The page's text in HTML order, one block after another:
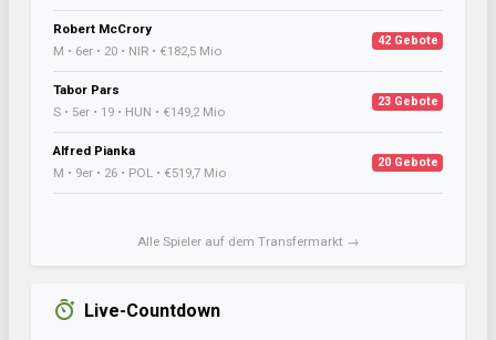
Robert McCrory
M • 6er • 20 • NIR • €182,5 Mio
42 Gebote
Tabor Pars
S • 5er • 19 • HUN • €149,2 Mio
23 Gebote
Alfred Pianka
M • 9er • 26 • POL • €519,7 Mio
20 Gebote
Alle Spieler auf dem Transfermarkt →
Live-Countdown